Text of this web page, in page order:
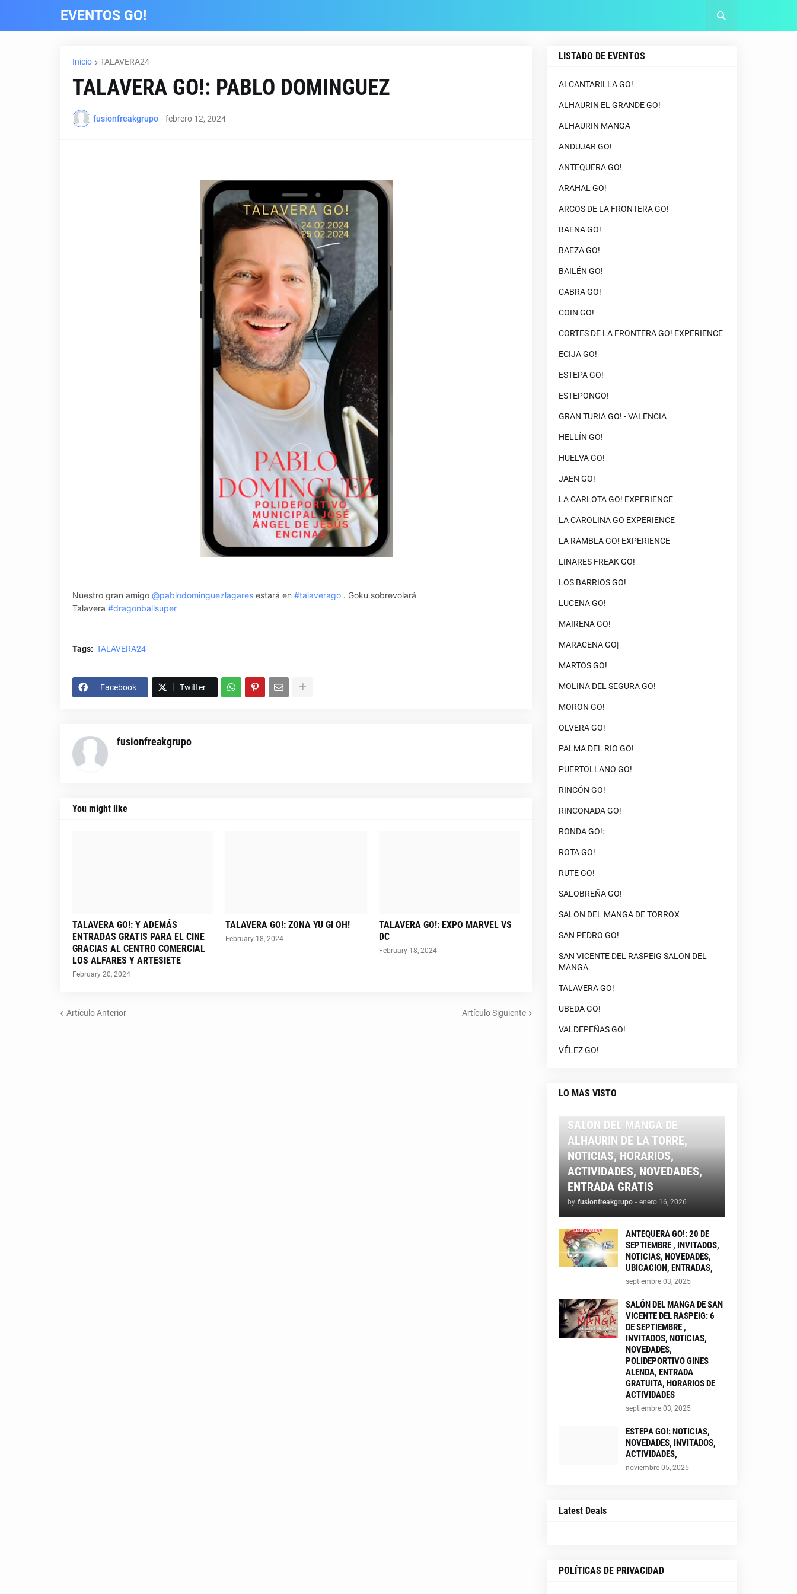
EVENTOS GO!
Inicio TALAVERA24
TALAVERA GO!: PABLO DOMINGUEZ
fusionfreakgrupo - febrero 12, 2024
Nuestro gran amigo @pablodominguezlagares estará en #talaverago . Goku sobrevolará
Talavera #dragonballsuper
Tags: TALAVERA24
Facebook Twitter
fusionfreakgrupo
You might like
TALAVERA GO!: Y ADEMÁS
ENTRADAS GRATIS PARA EL CINE
GRACIAS AL CENTRO COMERCIAL
LOS ALFARES Y ARTESIETE
February 20, 2024
TALAVERA GO!: ZONA YU GI OH!
February 18, 2024
TALAVERA GO!: EXPO MARVEL VS
DC
February 18, 2024
Artículo Anterior Artículo Siguiente
LISTADO DE EVENTOS
ALCANTARILLA GO!
ALHAURIN EL GRANDE GO!
ALHAURIN MANGA
ANDUJAR GO!
ANTEQUERA GO!
ARAHAL GO!
ARCOS DE LA FRONTERA GO!
BAENA GO!
BAEZA GO!
BAILÉN GO!
CABRA GO!
COIN GO!
CORTES DE LA FRONTERA GO! EXPERIENCE
ECIJA GO!
ESTEPA GO!
ESTEPONGO!
GRAN TURIA GO! - VALENCIA
HELLÍN GO!
HUELVA GO!
JAEN GO!
LA CARLOTA GO! EXPERIENCE
LA CAROLINA GO EXPERIENCE
LA RAMBLA GO! EXPERIENCE
LINARES FREAK GO!
LOS BARRIOS GO!
LUCENA GO!
MAIRENA GO!
MARACENA GO|
MARTOS GO!
MOLINA DEL SEGURA GO!
MORON GO!
OLVERA GO!
PALMA DEL RIO GO!
PUERTOLLANO GO!
RINCÓN GO!
RINCONADA GO!
RONDA GO!:
ROTA GO!
RUTE GO!
SALOBREÑA GO!
SALON DEL MANGA DE TORROX
SAN PEDRO GO!
SAN VICENTE DEL RASPEIG SALON DEL
MANGA
TALAVERA GO!
UBEDA GO!
VALDEPEÑAS GO!
VÉLEZ GO!
LO MAS VISTO
SALON DEL MANGA DE
ALHAURIN DE LA TORRE,
NOTICIAS, HORARIOS,
ACTIVIDADES, NOVEDADES,
ENTRADA GRATIS
by fusionfreakgrupo - enero 16, 2026
ANTEQUERA GO!: 20 DE
SEPTIEMBRE , INVITADOS,
NOTICIAS, NOVEDADES,
UBICACION, ENTRADAS,
septiembre 03, 2025
SALÓN DEL MANGA DE SAN
VICENTE DEL RASPEIG: 6
DE SEPTIEMBRE ,
INVITADOS, NOTICIAS,
NOVEDADES,
POLIDEPORTIVO GINES
ALENDA, ENTRADA
GRATUITA, HORARIOS DE
ACTIVIDADES
septiembre 03, 2025
ESTEPA GO!: NOTICIAS,
NOVEDADES, INVITADOS,
ACTIVIDADES,
noviembre 05, 2025
Latest Deals
POLÍTICAS DE PRIVACIDAD